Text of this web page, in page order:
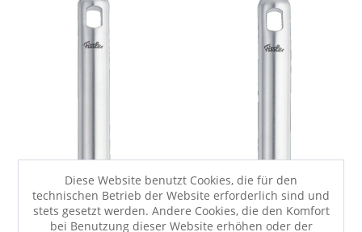
Diese Website benutzt Cookies, die für den
technischen Betrieb der Website erforderlich sind und
stets gesetzt werden. Andere Cookies, die den Komfort
bei Benutzung dieser Website erhöhen oder der